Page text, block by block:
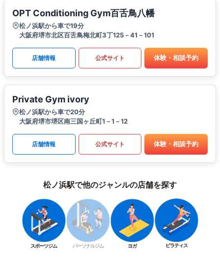
OPT Conditioning Gym百舌鳥八幡
松ノ浜駅から車で19分
大阪府堺市北区百舌鳥梅北町3丁125－41－101
店舗情報 公式サイト 体験・相談予約
Private Gym ivory
松ノ浜駅から車で20分
大阪府堺市堺区南三国ヶ丘町1－1－12
店舗情報 公式サイト 体験・相談予約
松ノ浜駅で他のジャンルの店舗を探す
スポーツジム パーソナルジム ヨガ ピラティス